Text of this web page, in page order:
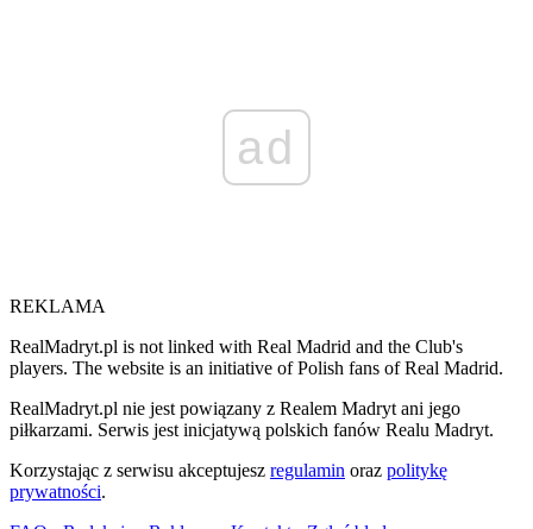
ad
REKLAMA
RealMadryt.pl is not linked with Real Madrid and the Club's
players. The website is an initiative of Polish fans of Real Madrid.
RealMadryt.pl nie jest powiązany z Realem Madryt ani jego
piłkarzami. Serwis jest inicjatywą polskich fanów Realu Madryt.
Korzystając z serwisu akceptujesz regulamin oraz politykę
prywatności.